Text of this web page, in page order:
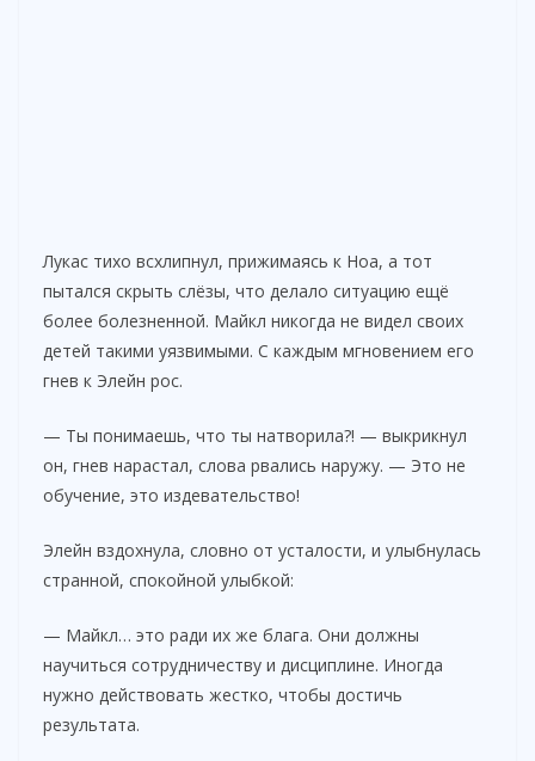
Лукас тихо всхлипнул, прижимаясь к Ноа, а тот
пытался скрыть слёзы, что делало ситуацию ещё
более болезненной. Майкл никогда не видел своих
детей такими уязвимыми. С каждым мгновением его
гнев к Элейн рос.
— Ты понимаешь, что ты натворила?! — выкрикнул
он, гнев нарастал, слова рвались наружу. — Это не
обучение, это издевательство!
Элейн вздохнула, словно от усталости, и улыбнулась
странной, спокойной улыбкой:
— Майкл… это ради их же блага. Они должны
научиться сотрудничеству и дисциплине. Иногда
нужно действовать жестко, чтобы достичь
результата.